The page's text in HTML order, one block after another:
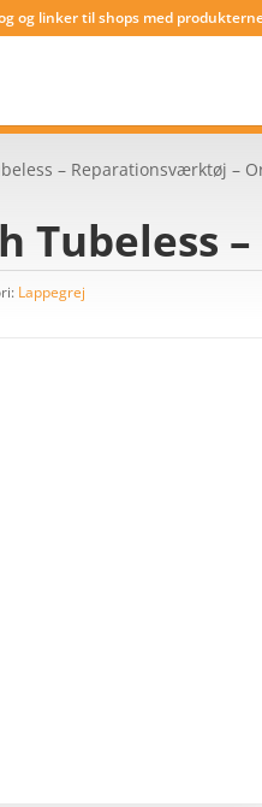
og linker til shops med
– Reparationsværktøj –
Tubeless
Lappegrej